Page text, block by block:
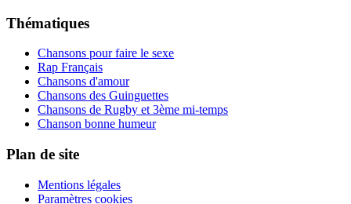
Thématiques
Chansons pour faire le sexe
Rap Français
Chansons d'amour
Chansons des Guinguettes
Chansons de Rugby et 3ème mi-temps
Chanson bonne humeur
Plan de site
Mentions légales
Paramètres cookies